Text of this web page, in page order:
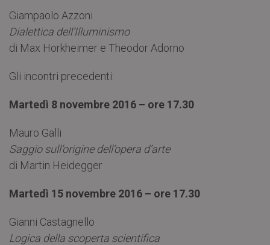
Giampaolo Azzoni
Dialettica dell’Illuminismo
di Max Horkheimer e Theodor Adorno
Gli incontri precedenti:
Martedì 8 novembre 2016 – ore 17.30
Mauro Galli
Saggio sull’origine dell’opera d’arte
di Martin Heidegger
Martedì 15 novembre 2016 – ore 17.30
Gianni Castagnello
Logica della scoperta scientifica